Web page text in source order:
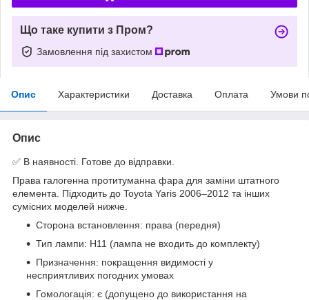
Що таке купити з Пром?
Замовлення під захистом
Опис Характеристики Доставка Оплата Умови
Опис
✅ В наявності. Готове до відправки.
Права галогенна протитуманна фара для заміни штатного
елемента. Підходить до Toyota Yaris 2006–2012 та інших
сумісних моделей нижче.
Сторона встановлення: права (передня)
Тип лампи: H11 (лампа не входить до комплекту)
Призначення: покращення видимості у
несприятливих погодних умовах
Гомологація: є (допущено до використання на